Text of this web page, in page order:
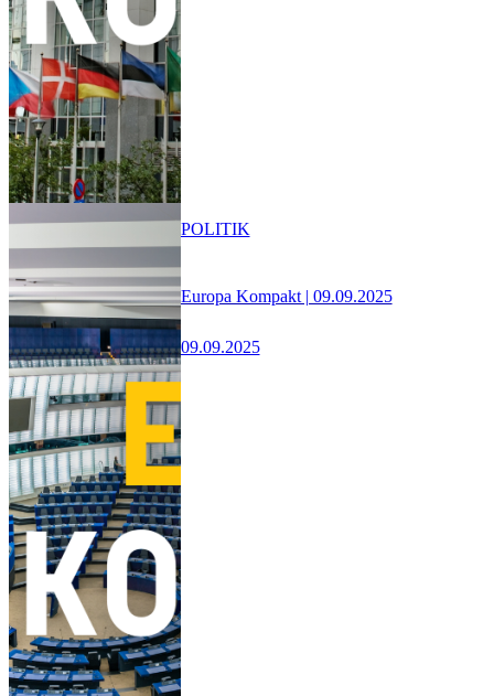
Europa Kompakt | 09.09.2025
09.09.2025
POLITIK